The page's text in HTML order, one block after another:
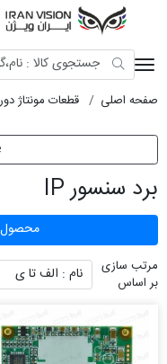
صفحه اصلی قطعات مونتاژ
برد سنسور IP
محصول
مرتب سازی
بر اساس